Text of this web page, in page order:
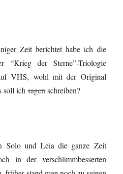
Zeit berichtet habe ich die
“Krieg der Sterne”-Triologie
VHS, wohl mit der Original
soll ichsagenschreiben?
Solo und Leia die ganze Zeit
in der verschlimmbesserten